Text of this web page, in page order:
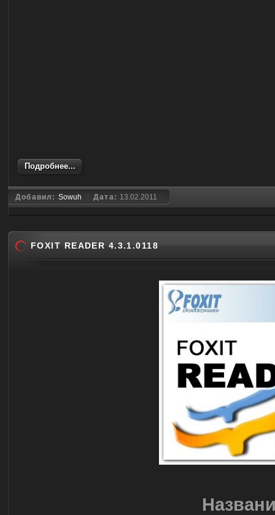
Подробнее...
Добавил: Sowuh Дата: 13.02.2011
FOXIT READER 4.3.1.0118